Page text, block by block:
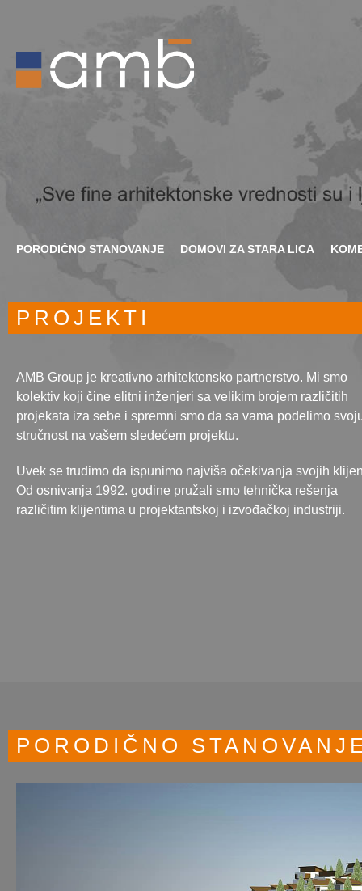
PORODIČNO STANOVANJE DOMOVI ZA STARA LICA
PROJEKTI
AMB Group je kreativno arhitektonsko partnerstvo. Mi smo
kolektiv koji čine elitni inženjeri sa velikim brojem različitih
projekata iza sebe i spremni smo da sa vama podelimo
stručnost na vašem sledećem projektu.
Uvek se trudimo da ispunimo najviša očekivanja svojih
Od osnivanja 1992. godine pružali smo tehnička rešenja
različitim klijentima u projektantskoj i izvođačkoj industriji.
PORODIČNO